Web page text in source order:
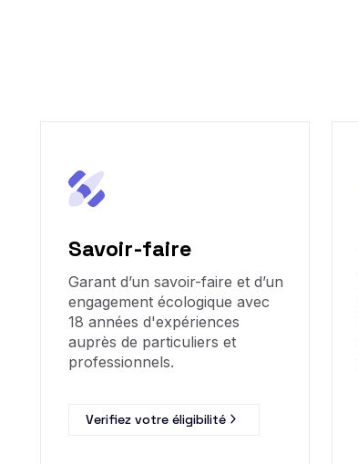
Savoir-faire
Garant d’un savoir-faire et d’un
engagement écologique avec
18 années d'expériences
auprès de particuliers et
professionnels.
Verifiez votre éligibilité